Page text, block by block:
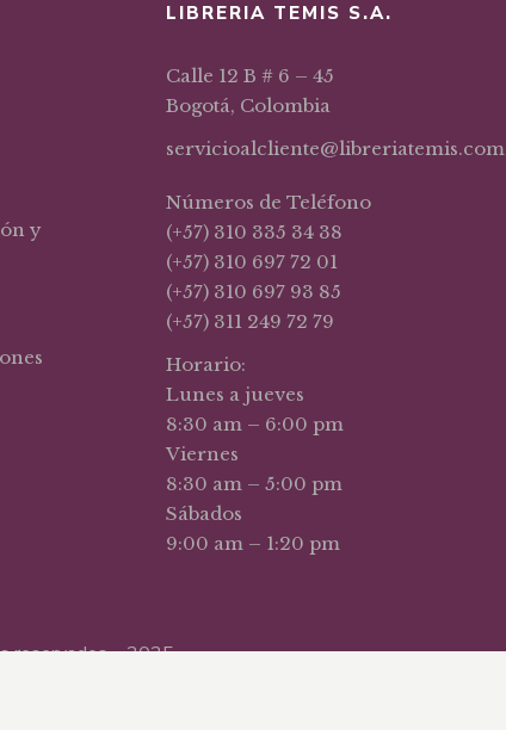
y
LIBRERIA TEMIS S.A.
Calle 12 B # 6 – 45
Bogotá, Colombia
servicioalcliente@libreriatemis.com
Números de Teléfono
(+57) 310 335 34 38
(+57) 310 697 72 01
(+57) 310 697 93 85
(+57) 311 249 72 79
Horario:
Lunes a jueves
8:30 am – 6:00 pm
Viernes
8:30 am – 5:00 pm
Sábados
9:00 am – 1:20 pm
reservados – 2025